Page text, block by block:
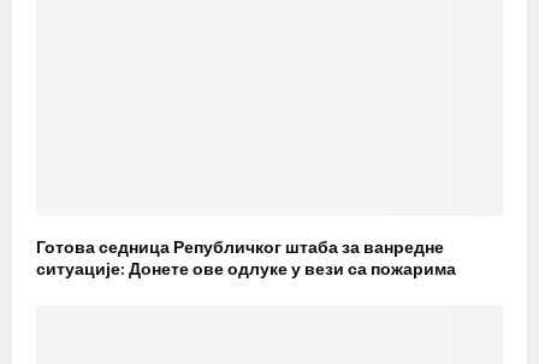
Готова седница Републичког штаба за ванредне
ситуације: Донете ове одлуке у вези са пожарима